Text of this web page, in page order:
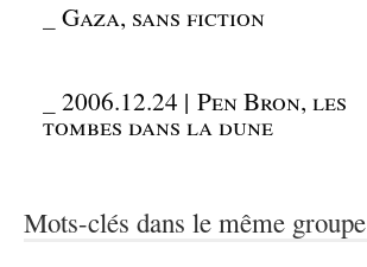
_Gaza, sans fiction
_2006.12.24 | Pen Bron, les
tombes dans la dune
Mots-clés dans le même groupe